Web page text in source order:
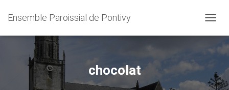
Ensemble Paroissial de Pontivy
LA
chocolat